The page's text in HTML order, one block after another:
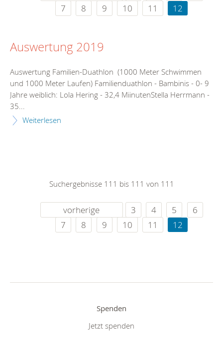
7
8 9 10 11 12
Auswertung 2019
Auswertung Familien-Duathlon (1000 Meter Schwimmen
und 1000 Meter Laufen) Familienduathlon - Bambinis - 0- 9
Jahre weiblich: Lola Hering - 32,4 MiinutenStella Herrmann -
35...
Weiterlesen
Suchergebnisse 111 bis 111 von 111
vorherige 3 4 5
6
7
8 9 10 11 12
Spenden
Jetzt spenden